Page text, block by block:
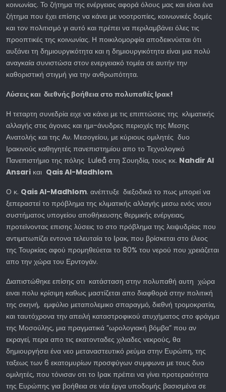
κοινωνίας. Το ζήτημα της ενέργειας αφορά όλους μας και είναι ένα
ζήτημα που έχει επίσης να κάνει με νοοτροπίες, κοινωνικές δομές
και τον πολιτισμό γι αυτό και πρέπει να περιλαμβάνει όλες τις
προοπτικές της κοινωνίας. Η ποικιλομορφία αποδεικνύεται ότι
αυξάνει τη δημιουργικότητα και η δημιουργικότητα είναι μια πολύ
αναγκαία συνιστώσα στον ενεργειακό τομέα σε αυτήν την
καθοριστική στιγμή για την ανθρωπότητα.
Λύσεις και διεθνής βοήθεια στο πολυπαθές Ιρακ!
Η τεταρτη συνεδρία ειχε να κάνει με τις επιπτώσεις της κλιματικής
αλλαγής στις άγονες και ημι-άνυδρες περιοχές της Μεσης
Ανατολής και της Αν. Μεσογείου, με κύριους ομιλητές δυο
Ιρακινούς καθηγητές πανεπιστημίου απο το Τεχνολογικό
Πανεπιστήμιο της πόλης Luleå στη Σουηδία, τους κκ. Nahdir Al
Ansari και Qais Al-Madhlom.
Ο κ. Qais Al-Madhlom. ανέπτυξε διεξοδικά το πως μπορεί να
ξεπεραστεί το πρόβλημα της κλιματικής αλλαγής μεσω ενός νεου
συστήματος υπογείου αποθήκευσης θερμικής ενέργειας,
προτείνοντας επισης λύσεις το στο πρόβλημα της λειψυδρίας που
αντιμετωπίζει εντονα τελευταία το Ιρακ, που βρίσκεται στο έλεος
της Τουρκίας αφού προμηθεύεται το 80% του νερού που χρειάζεται
απο την χώρα του Ερντογάν.
Διαπιστώθηκε επίσης οτι κατάσταση στην πολυπαθή αυτη χώρα
ειναι πολυ κρίσιμη καθως μαστίζεται απο διαφθορά στην πολιτική
της σκηνή, εμφύλιο μεταπολεμικο σπαραγμό, διεθνή τρομοκρατία,
και ταυτόχρονα την απειλή καταστροφικού ατυχήματος στο φράγμα
της Μοσούλης, μια πραγματικά ”ωρολογιακή βόμβα” που αν
εκραγεί, περα απο τις εκατονταδες χιλιαδες νεκρούς, θα
δημιουργήσει ένα νεο μεταναστευτικό ρεύμα στην Ευρώπη, της
ταξεως των 6 εκατομυρίων προσφύγων συμφωνα με τους δυο
ομιλητές, που τόνισαν οτι το Ιρακ πρέπει να γίνει προτεραιότητα
της Ευρώπης για βοήθεια σε νέα έργα υποδομής βασισμένα σε